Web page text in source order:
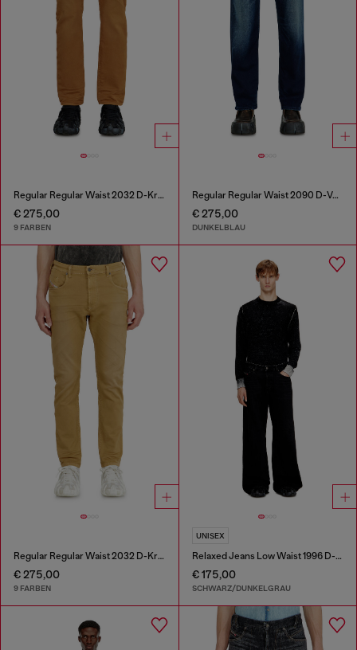
Regular Regular Waist 2032 D-Krooley-BW Joggjeans®
€ 275,00
9 FARBEN
Regular Regular Waist 2090 D-Veekley Joggjeans®
€ 275,00
DUNKELBLAU
Regular Regular Waist 2032 D-Krooley-BW Joggjeans®
€ 275,00
9 FARBEN
UNISEX
Relaxed Jeans Low Waist 1996 D-Sire
€ 175,00
SCHWARZ/DUNKELGRAU